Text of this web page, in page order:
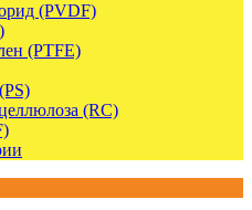
(PVDF)
(PTFE)
(RC)